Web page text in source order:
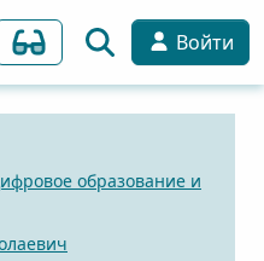
Войти
образование и